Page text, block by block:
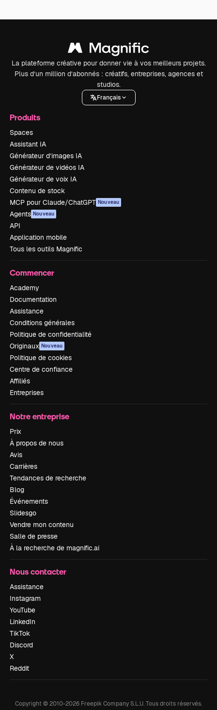
La plateforme créative pour donner vie à vos meilleurs projets.
Plus d’un million d’abonnés : créatifs, entreprises, agences et
studios.
Français
Produits
Spaces
Assistant IA
Générateur d’images IA
Générateur de vidéos IA
Générateur de voix IA
Contenu de stock
MCP pour Claude/ChatGPT Nouveau
Agents Nouveau
API
Application mobile
Tous les outils Magnific
Commencer
Academy
Documentation
Assistance
Conditions générales
Politique de confidentialité
Originaux Nouveau
Politique de cookies
Centre de confiance
Affiliés
Entreprises
Notre entreprise
Prix
À propos de nous
Avis
Carrières
Tendances de recherche
Blog
Événements
Slidesgo
Vendre mon contenu
Salle de presse
À la recherche de magnific.ai
Nous contacter
Assistance
Instagram
YouTube
LinkedIn
TikTok
Discord
X
Reddit
Copyright © 2010-2026 Freepik Company S.L.U.Tous droits réservés.